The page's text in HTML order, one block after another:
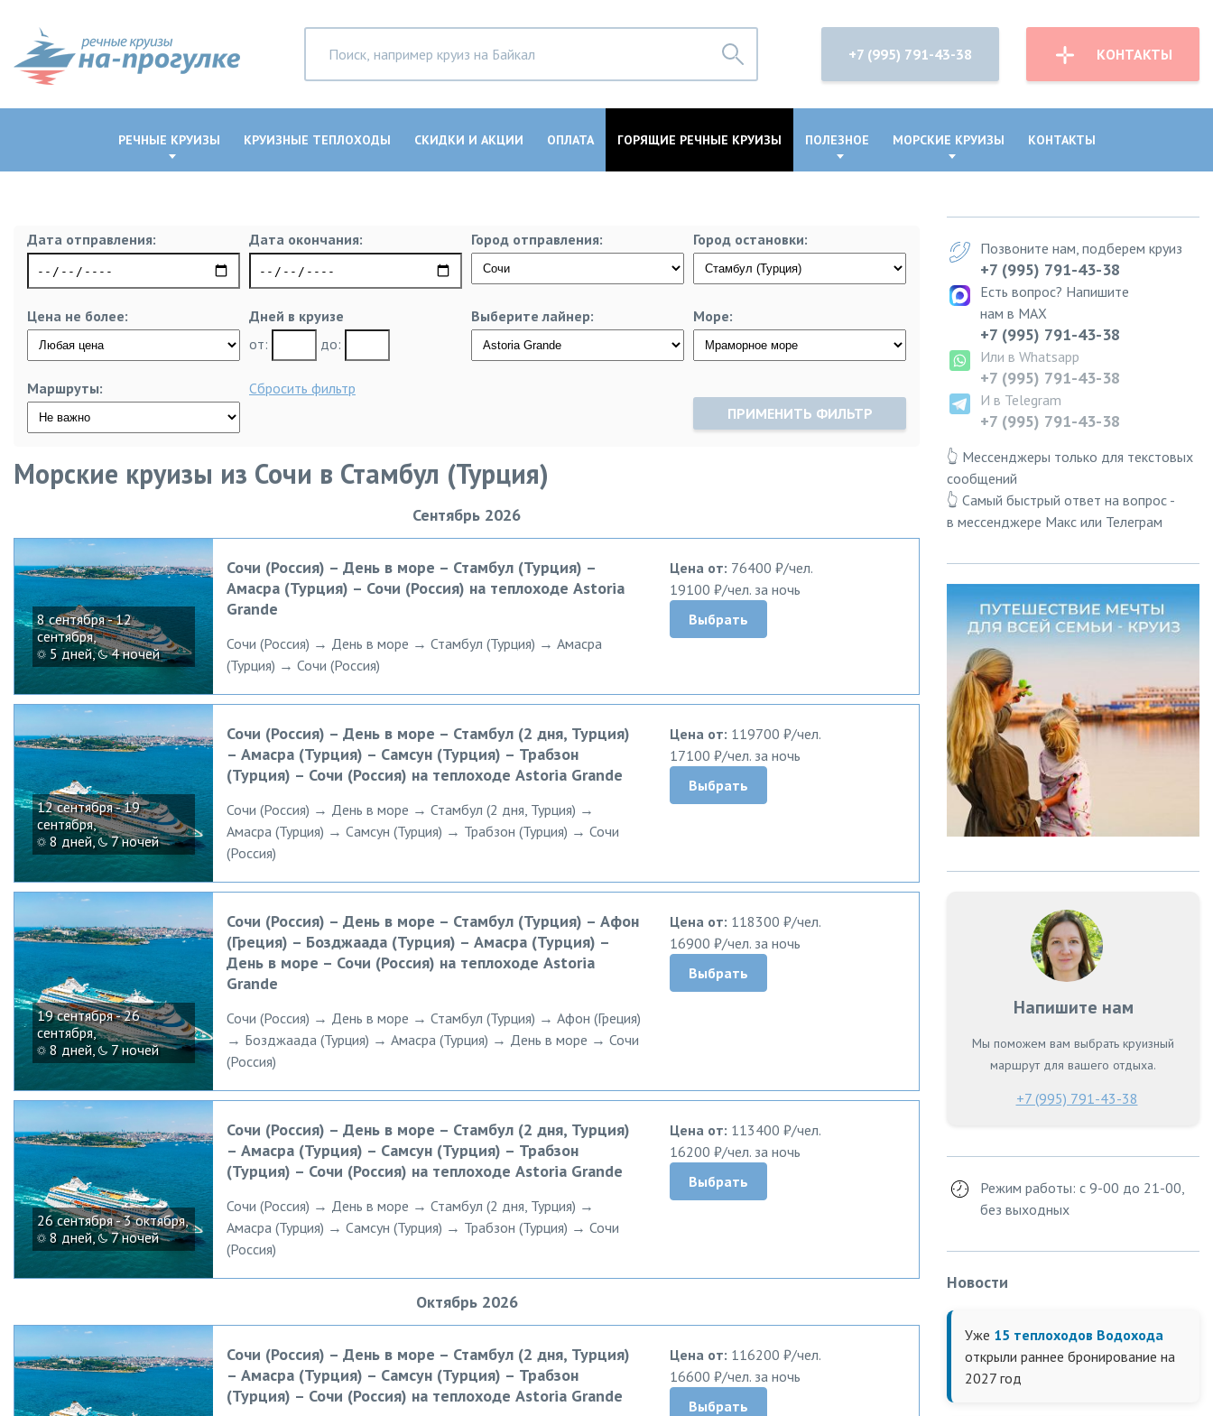
+7 (995) 791-43-38 КОНТАКТЫ
РЕЧНЫЕ КРУИЗЫ КРУИЗНЫЕ ТЕПЛОХОДЫ СКИДКИ И АКЦИИ ОПЛАТА ГОРЯЩИЕ РЕЧНЫЕ КРУИЗЫ ПОЛЕЗНОЕ МОРСКИЕ КРУИЗЫ КОНТАКТЫ
Дата отправления: Дата окончания: Город отправления: Город остановки:
Цена не более:
Дней в круизе
от:
до:
Выберите лайнер: Море:
Маршруты:
Сбросить фильтр
ПРИМЕНИТЬ ФИЛЬТР
Морские круизы из Сочи в Стамбул (Турция)
Сентябрь 2026
8 сентября - 12
сентября,
5 дней, 4 ночей
Сочи (Россия) – День в море – Стамбул (Турция) –
Амасра (Турция) – Сочи (Россия) на теплоходе Astoria
Grande
Сочи (Россия) → День в море → Стамбул (Турция) → Амасра
(Турция) → Сочи (Россия)
Цена от: 76400 ₽/чел.
19100 ₽/чел. за ночь
Выбрать
12 сентября - 19
сентября,
8 дней, 7 ночей
Сочи (Россия) – День в море – Стамбул (2 дня, Турция)
– Амасра (Турция) – Самсун (Турция) – Трабзон
(Турция) – Сочи (Россия) на теплоходе Astoria Grande
Сочи (Россия) → День в море → Стамбул (2 дня, Турция) →
Амасра (Турция) → Самсун (Турция) → Трабзон (Турция) → Сочи
(Россия)
Цена от: 119700 ₽/чел.
17100 ₽/чел. за ночь
Выбрать
19 сентября - 26
сентября,
8 дней,
7 ночей
Сочи (Россия) – День в море – Стамбул (Турция) – Афон
(Греция) – Бозджаада (Турция) – Амасра (Турция) –
День в море – Сочи (Россия) на теплоходе Astoria
Grande
Сочи (Россия) → День в море → Стамбул (Турция) → Афон (Греция)
→ Бозджаада (Турция) → Амасра (Турция) → День в море → Сочи
(Россия)
Цена от: 118300 ₽/чел.
16900 ₽/чел. за ночь
Выбрать
26 сентября - 3 октября,
8 дней, 7 ночей
Сочи (Россия) – День в море – Стамбул (2 дня, Турция)
– Амасра (Турция) – Самсун (Турция) – Трабзон
(Турция) – Сочи (Россия) на теплоходе Astoria Grande
Сочи (Россия) → День в море → Стамбул (2 дня, Турция) →
Амасра (Турция) → Самсун (Турция) → Трабзон (Турция) → Сочи
(Россия)
Цена от: 113400 ₽/чел.
16200 ₽/чел. за ночь
Выбрать
Октябрь 2026
Сочи (Россия) – День в море – Стамбул (2 дня, Турция)
– Амасра (Турция) – Самсун (Турция) – Трабзон
(Турция) – Сочи (Россия) на теплоходе Astoria Grande
Цена от: 116200 ₽/чел.
16600 ₽/чел. за ночь
Выбрать
Позвоните нам, подберем круиз
+7 (995) 791-43-38
Есть вопрос? Напишите
нам в MAX
+7 (995) 791-43-38
Или в Whatsapp
+7 (995) 791-43-38
И в Telegram
+7 (995) 791-43-38
👆 Мессенджеры только для текстовых
сообщений
👆 Самый быстрый ответ на вопрос -
в мессенджере Макс или Телеграм
Напишите нам
Мы поможем вам выбрать круизный
маршрут для вашего отдыха.
+7 (995) 791-43-38
Режим работы: с 9-00 до 21-00,
без выходных
Новости
Уже 15 теплоходов Водохода
открыли раннее бронирование на
2027 год